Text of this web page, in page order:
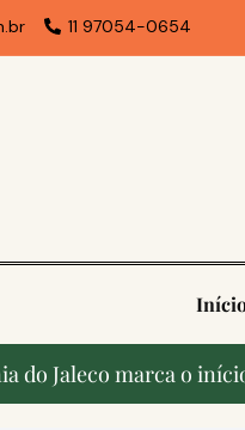
11 97054-0654
do Jaleco marca o